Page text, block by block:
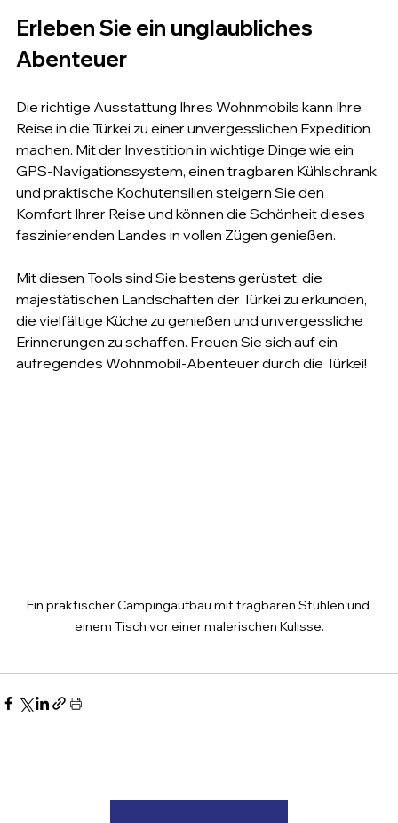
Erleben Sie ein unglaubliches
Abenteuer
Die richtige Ausstattung Ihres Wohnmobils kann Ihre
Reise in die Türkei zu einer unvergesslichen Expedition
machen. Mit der Investition in wichtige Dinge wie ein
GPS-Navigationssystem, einen tragbaren Kühlschrank
und praktische Kochutensilien steigern Sie den
Komfort Ihrer Reise und können die Schönheit dieses
faszinierenden Landes in vollen Zügen genießen.
Mit diesen Tools sind Sie bestens gerüstet, die
majestätischen Landschaften der Türkei zu erkunden,
die vielfältige Küche zu genießen und unvergessliche
Erinnerungen zu schaffen. Freuen Sie sich auf ein
aufregendes Wohnmobil-Abenteuer durch die Türkei!
Ein praktischer Campingaufbau mit tragbaren Stühlen und
einem Tisch vor einer malerischen Kulisse.